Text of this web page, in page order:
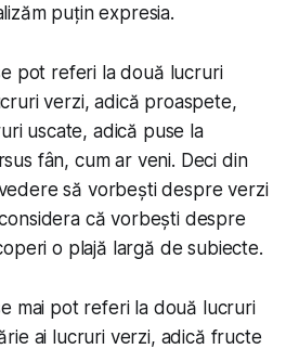
puțin expresia.
pot referi la două lucruri
verzi, adică proaspete,
uscate, adică puse la
fân, cum ar veni. Deci din
să vorbești despre verzi
că vorbești despre
o plajă largă de subiecte.
mai pot referi la două lucruri
ai lucruri verzi, adică fructe